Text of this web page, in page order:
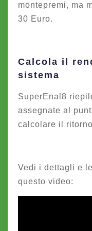
montepremi, ma
30 Euro.
Calcola il
sistema
SuperEnal8
assegnate al
calcolare il
Vedi i dettagli e
questo video: